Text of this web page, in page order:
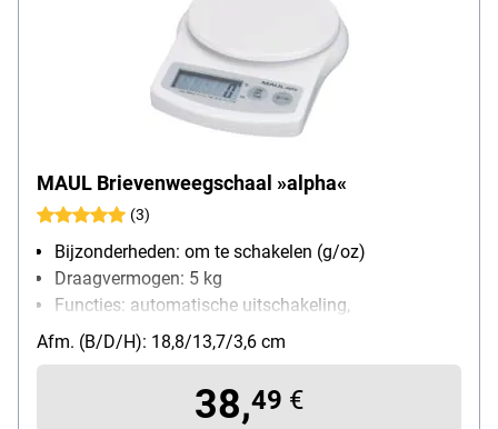
MAUL Brievenweegschaal »alpha«
(3)
Bijzonderheden: om te schakelen (g/oz)
Draagvermogen: 5 kg
Functies: automatische uitschakeling,
automatische nulstelling, om te schakelen
weegeenheid
soort batterij: AAA / Micro
Afm. (B/D/H): 18,8/13,7/3,6 cm
38,49 €